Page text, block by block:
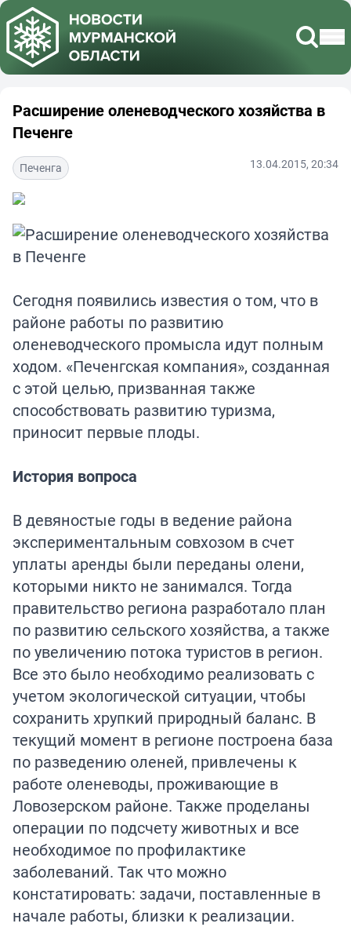
Расширение оленеводческого хозяйства в
Печенге
Печенга 13.04.2015, 20:34
Сегодня появились известия о том, что в
районе работы по развитию
оленеводческого промысла идут полным
ходом. «Печенгская компания», созданная
с этой целью, призванная также
способствовать развитию туризма,
приносит первые плоды.
История вопроса
В девяностые годы в ведение района
экспериментальным совхозом в счет
уплаты аренды были переданы олени,
которыми никто не занимался. Тогда
правительство региона разработало план
по развитию сельского хозяйства, а также
по увеличению потока туристов в регион.
Все это было необходимо реализовать с
учетом экологической ситуации, чтобы
сохранить хрупкий природный баланс. В
текущий момент в регионе построена база
по разведению оленей, привлечены к
работе оленеводы, проживающие в
Ловозерском районе. Также проделаны
операции по подсчету животных и все
необходимое по профилактике
заболеваний. Так что можно
констатировать: задачи, поставленные в
начале работы, близки к реализации.